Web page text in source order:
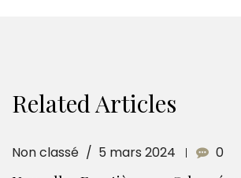
Related Articles
Non classé 5 mars 2024 0